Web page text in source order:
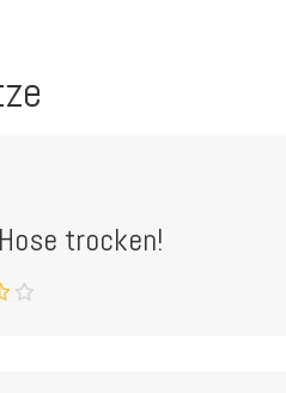
trocken!